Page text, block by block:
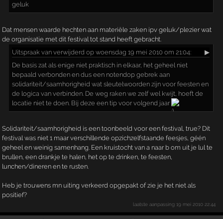
geluk
Dat mensen waarde hechten aan materiële zaken ipv geluk/plezier wat
de organisatie met dit festival tot stand heeft gebracht.
Uitspraak van verwijderd op woensdag 19 mei 2010 om 21:04:
▶
De basis zat als enige niet praktisch in elkaar, het geheel niet
bepaald verbonden en dus een notendop gebrek aan
solidariteit/saamhorigheid wat sleutelwoorden zijn voor feesten en
de logica van verbinden. De weg raken we zelf wel kwijt, hoeft de
locatie niet te doen. Bij deze een tip voor volgend jaar
Solidariteit/saamhorigheid is een toonbeeld voor een festival, true? Dit
festival was niet 1 maar verschillende opzichzelfstaande feesjes, géén
geheel en weinig samenhang. Een kruistocht van a naar b om uit je lul te
brullen, een drankje te halen, het op te drinken, te feesten,
lunchen/dineren en te rusten.
Heb je trouwens mn uiting verkeerd opgepakt of zie je het niet als
positief?
laatste aanpassing19 mei 2010 22:44